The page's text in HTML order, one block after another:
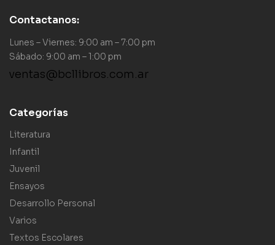
Contactanos:
Lunes – Viernes: 9:00 am – 7:00 pm
Sábado: 9:00 am – 1:00 pm
ventas@bcllibros.com.ar
Categorías
Literatura
Infantil
Juvenil
Ensayos
Desarrollo Personal
Varios
Textos Escolares